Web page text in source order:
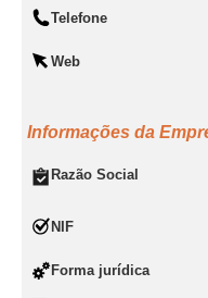
Telefone
Web
Informações da
Razão Social
NIF
Forma jurídica